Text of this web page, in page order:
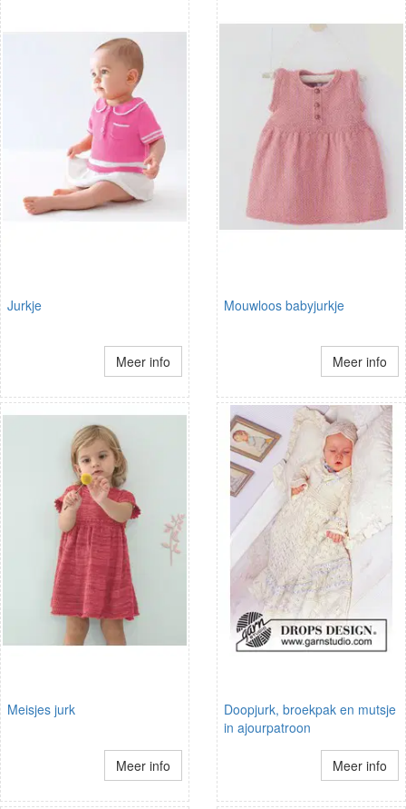
Jurkje
Meer info
Mouwloos babyjurkje
Meer info
Meisjes jurk
Meer info
Doopjurk, broekpak en mutsje
in ajourpatroon
Meer info